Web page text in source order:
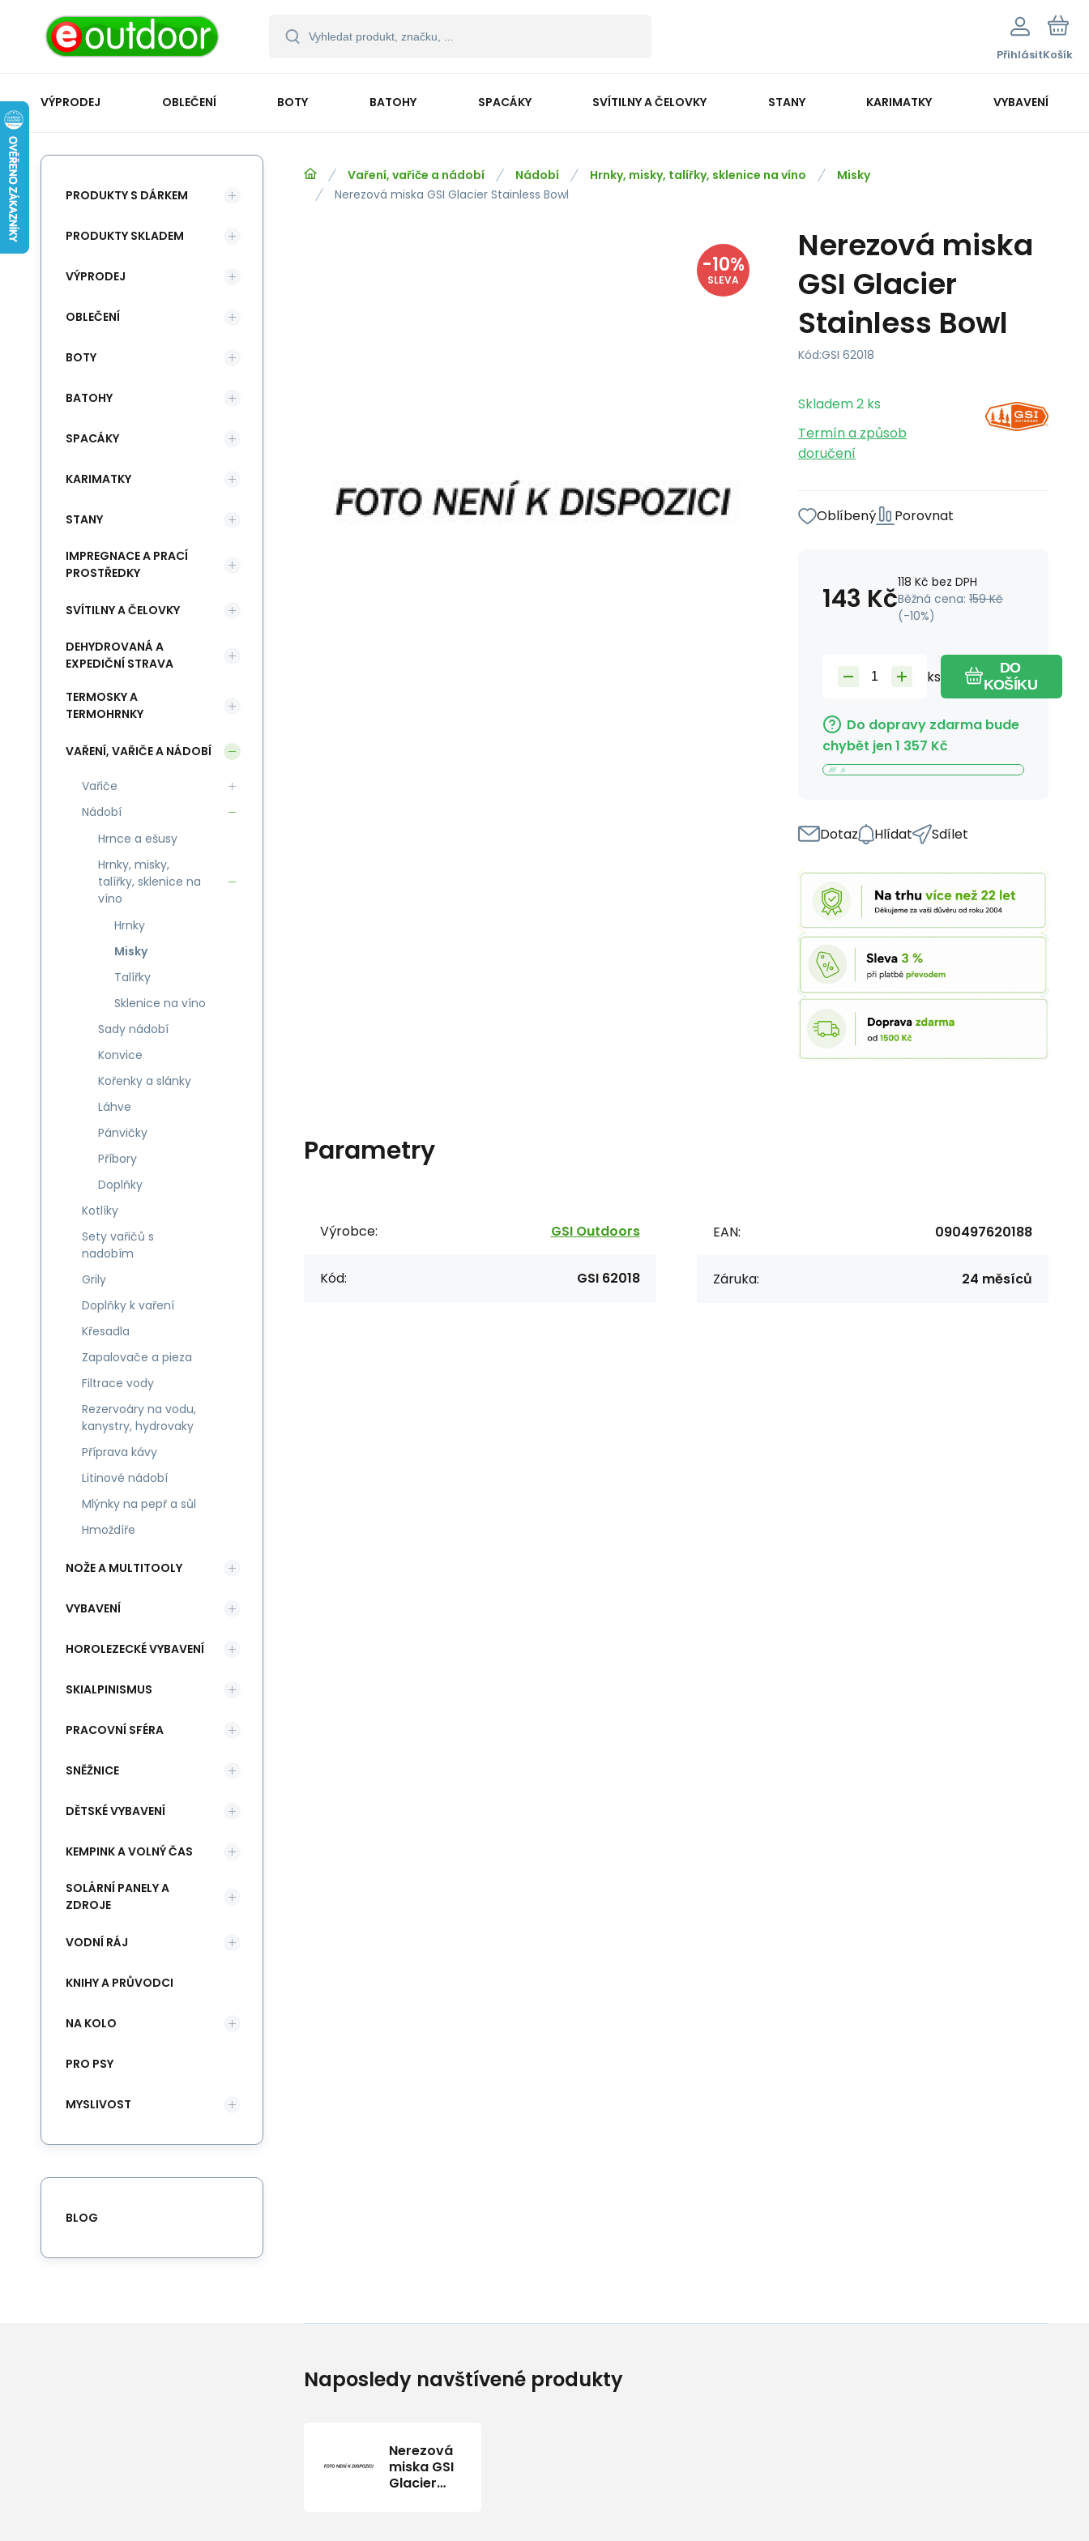
PřihlásitKošík
VÝPRODEJ OBLEČENÍ BOTY BATOHY SPACÁKY SVÍTILNY A ČELOVKY STANY KARIMATKY VYBAVENÍ
Vaření, vařiče a nádobí Nádobí Hrnky, misky, talířky, sklenice na víno
Misky
Nerezová miska GSI Glacier Stainless Bowl
-10%
SLEVA
Nerezová miska
GSI Glacier
Stainless Bowl
Kód:GSI 62018
Skladem2 ks
Termín a způsob
doručení
Oblíbený Porovnat
143 Kč118 Kč bez DPH
Běžná cena: 159 Kč
(-10%)
ks
DO
KOŠÍKU
Do dopravy zdarma bude
chybět jen1 357 Kč
Dotaz Hlídat Sdílet
Parametry
Výrobce: GSI Outdoors
Kód: GSI 62018
EAN: 090497620188
Záruka: 24 měsíců
PRODUKTY S DÁRKEM
PRODUKTY SKLADEM
VÝPRODEJ
OBLEČENÍ
BOTY
BATOHY
SPACÁKY
KARIMATKY
STANY
IMPREGNACE A PRACÍ
PROSTŘEDKY
SVÍTILNY A ČELOVKY
DEHYDROVANÁ A
EXPEDIČNÍ STRAVA
TERMOSKY A
TERMOHRNKY
VAŘENÍ, VAŘIČE A NÁDOBÍ
Vařiče
Nádobí
Hrnce a ešusy
Hrnky, misky,
talířky, sklenice na
víno
Hrnky
Misky
Talířky
Sklenice na víno
Sady nádobí
Konvice
Kořenky a slánky
Láhve
Pánvičky
Příbory
Doplňky
Kotlíky
Sety vařičů s
nadobím
Grily
Doplňky k vaření
Křesadla
Zapalovače a pieza
Filtrace vody
Rezervoáry na vodu,
kanystry, hydrovaky
Příprava kávy
Litinové nádobí
Mlýnky na pepř a sůl
Hmoždíře
NOŽE A MULTITOOLY
VYBAVENÍ
HOROLEZECKÉ VYBAVENÍ
SKIALPINISMUS
PRACOVNÍ SFÉRA
SNĚŽNICE
DĚTSKÉ VYBAVENÍ
KEMPINK A VOLNÝ ČAS
SOLÁRNÍ PANELY A
ZDROJE
VODNÍ RÁJ
KNIHY A PRŮVODCI
NA KOLO
PRO PSY
MYSLIVOST
BLOG
Naposledy navštívené produkty
Nerezová
miska GSI
Glacier